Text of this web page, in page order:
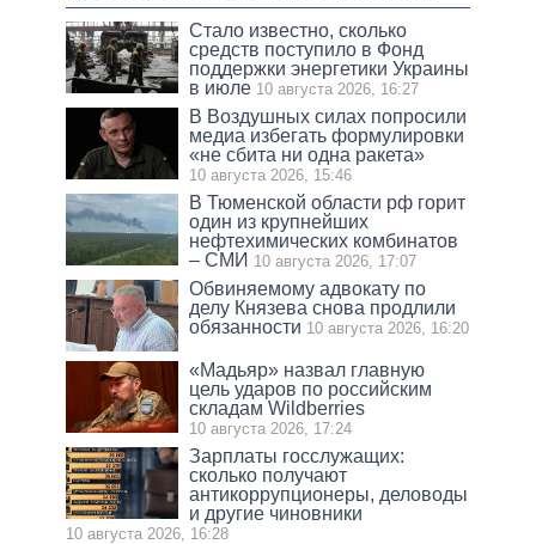
Стало известно, сколько
средств поступило в Фонд
поддержки энергетики Украины
в июле 10 августа 2026, 16:27
В Воздушных силах попросили
медиа избегать формулировки
«не сбита ни одна ракета»
10 августа 2026, 15:46
В Тюменской области рф горит
один из крупнейших
нефтехимических комбинатов
– СМИ 10 августа 2026, 17:07
Обвиняемому адвокату по
делу Князева снова продлили
обязанности 10 августа 2026, 16:20
«Мадьяр» назвал главную
цель ударов по российским
складам Wildberries
10 августа 2026, 17:24
Зарплаты госслужащих:
сколько получают
антикоррупционеры, деловоды
и другие чиновники
10 августа 2026, 16:28